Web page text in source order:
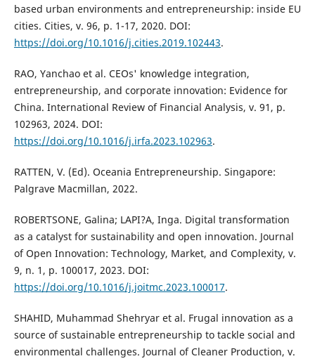
based urban environments and entrepreneurship: inside EU
cities. Cities, v. 96, p. 1-17, 2020. DOI:
https://doi.org/10.1016/j.cities.2019.102443.
RAO, Yanchao et al. CEOs' knowledge integration,
entrepreneurship, and corporate innovation: Evidence for
China. International Review of Financial Analysis, v. 91, p.
102963, 2024. DOI:
https://doi.org/10.1016/j.irfa.2023.102963.
RATTEN, V. (Ed). Oceania Entrepreneurship. Singapore:
Palgrave Macmillan, 2022.
ROBERTSONE, Galina; LAPI?A, Inga. Digital transformation
as a catalyst for sustainability and open innovation. Journal
of Open Innovation: Technology, Market, and Complexity, v.
9, n. 1, p. 100017, 2023. DOI:
https://doi.org/10.1016/j.joitmc.2023.100017.
SHAHID, Muhammad Shehryar et al. Frugal innovation as a
source of sustainable entrepreneurship to tackle social and
environmental challenges. Journal of Cleaner Production, v.